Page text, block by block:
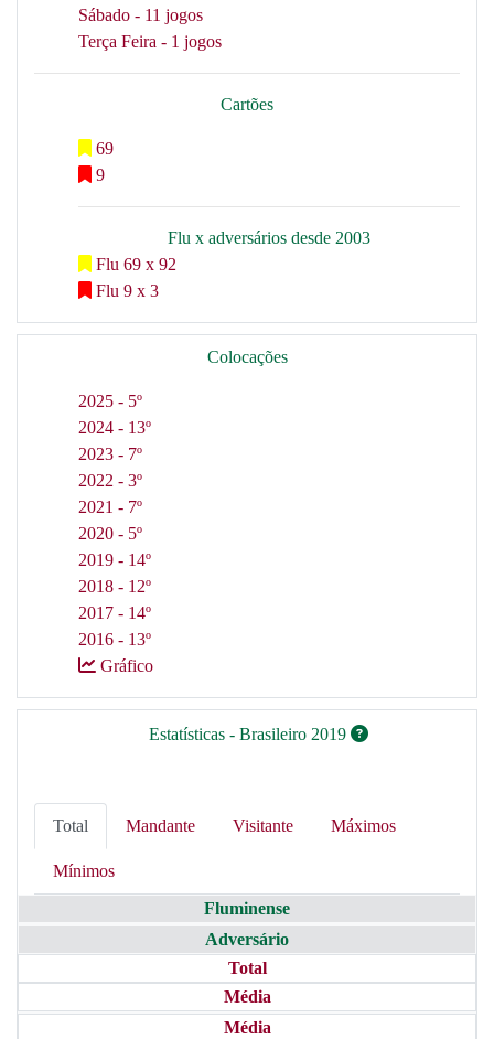
Sábado - 11 jogos
Terça Feira - 1 jogos
Cartões
69
9
Flu x adversários desde 2003
Flu 69 x 92
Flu 9 x 3
Colocações
2025 - 5º
2024 - 13º
2023 - 7º
2022 - 3º
2021 - 7º
2020 - 5º
2019 - 14º
2018 - 12º
2017 - 14º
2016 - 13º
Gráfico
Estatísticas - Brasileiro 2019
Total Mandante Visitante Máximos
Mínimos
Fluminense
Adversário
Total
Média
Média